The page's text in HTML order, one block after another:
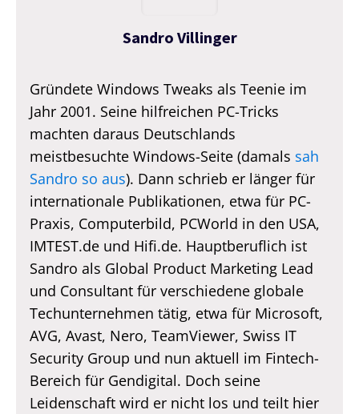
Sandro Villinger
Gründete Windows Tweaks als Teenie im
Jahr 2001. Seine hilfreichen PC-Tricks
machten daraus Deutschlands
meistbesuchte Windows-Seite (damals sah
Sandro so aus). Dann schrieb er länger für
internationale Publikationen, etwa für PC-
Praxis, Computerbild, PCWorld in den USA,
IMTEST.de und Hifi.de. Hauptberuflich ist
Sandro als Global Product Marketing Lead
und Consultant für verschiedene globale
Techunternehmen tätig, etwa für Microsoft,
AVG, Avast, Nero, TeamViewer, Swiss IT
Security Group und nun aktuell im Fintech-
Bereich für Gendigital. Doch seine
Leidenschaft wird er nicht los und teilt hier